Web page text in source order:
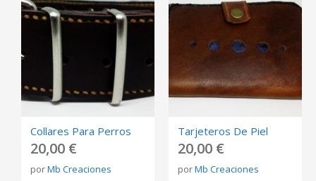
Collares Para Perros
20,00 €
porMb Creaciones
Tarjeteros De Piel
20,00 €
porMb Creaciones